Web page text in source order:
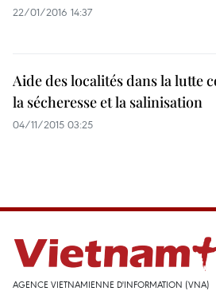
22/01/2016 14:37
Aide des localités dans la lutte
la sécheresse et la salinisation
04/11/2015 03:25
AGENCE VIETNAMIENNE D'INFORMATION (VNA)